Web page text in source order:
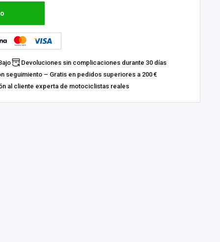
Devoluciones sin complicaciones durante 30 días
seguimiento – Gratis en pedidos superiores a 200 €
al cliente experta de motociclistas reales